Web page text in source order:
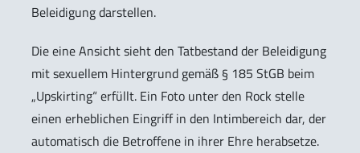
Beleidigung darstellen.
Die eine Ansicht sieht den Tatbestand der Beleidigung
mit sexuellem Hintergrund gemäß § 185 StGB beim
„Upskirting“ erfüllt. Ein Foto unter den Rock stelle
einen erheblichen Eingriff in den Intimbereich dar, der
automatisch die Betroffene in ihrer Ehre herabsetze.